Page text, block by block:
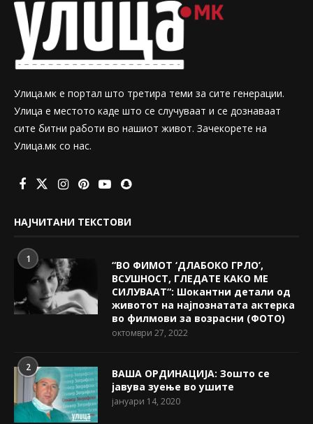
Улица.мк е портал што третира теми за сите генерации.
Улица е местото каде што се случуваат и се дознаваат
сите битни работи во нашиот живот. Зачекорете на
Улица.мк со нас.
НАЈЧИТАНИ ТЕКСТОВИ
1
“ВО ФИМОТ ‘ДЛАБОКО ГРЛО’,
ВСУШНОСТ, ГЛЕДАТЕ КАКО МЕ
СИЛУВААТ“: Шокантни детали од
животот на најпознатата актерка
во филмови за возрасни (ФОТО)
октомври 27, 2022
2
ВАША ОРДИНАЦИЈА: Зошто се
јавува зуење во ушите
јануари 14, 2020